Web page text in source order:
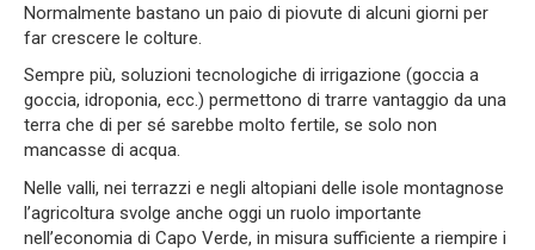
Normalmente bastano un paio di piovute di alcuni giorni per
far crescere le colture.
Sempre più, soluzioni tecnologiche di irrigazione (goccia a
goccia, idroponia, ecc.) permettono di trarre vantaggio da una
terra che di per sé sarebbe molto fertile, se solo non
mancasse di acqua.
Nelle valli, nei terrazzi e negli altopiani delle isole montagnose
l’agricoltura svolge anche oggi un ruolo importante
nell’economia di Capo Verde, in misura sufficiente a riempire i